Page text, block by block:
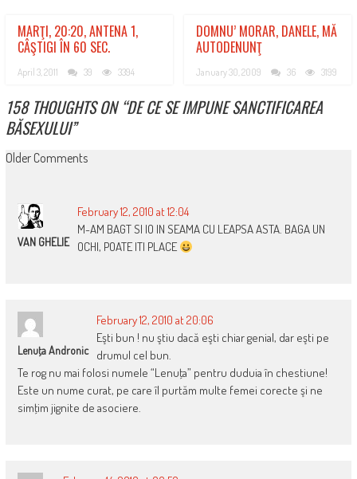
MARŢI, 20:20, ANTENA 1,
CÂŞTIGI ÎN 60 SEC.
April 3, 2011 39 3394
DOMNU’ MORAR, DANELE, MĂ
AUTODENUNŢ
January 30, 2009 36 3199
158 THOUGHTS ON “DE CE SE IMPUNE SANCTIFICAREA
BĂSEXULUI”
COMMENT
Older Comments
VAN GHELIE
February 12, 2010 at 12:04
M-AM BAGT SI IO IN SEAMA CU LEAPSA ASTA. BAGA UN
OCHI, POATE ITI PLACE
Lenuţa Andronic
February 12, 2010 at 20:06
Eşti bun ! nu ştiu dacă eşti chiar genial, dar eşti pe
drumul cel bun.
Te rog nu mai folosi numele “Lenuţa” pentru duduia în chestiune!
Este un nume curat, pe care îl purtăm multe femei corecte şi ne
simţim jignite de asociere.